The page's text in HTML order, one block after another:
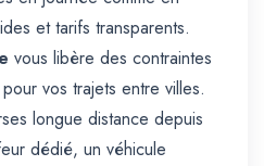
et tarifs transparents.
vous libère des contraintes
vos trajets entre villes.
longue distance depuis
dédié, un véhicule